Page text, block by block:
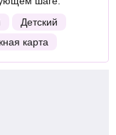
Детский
карта